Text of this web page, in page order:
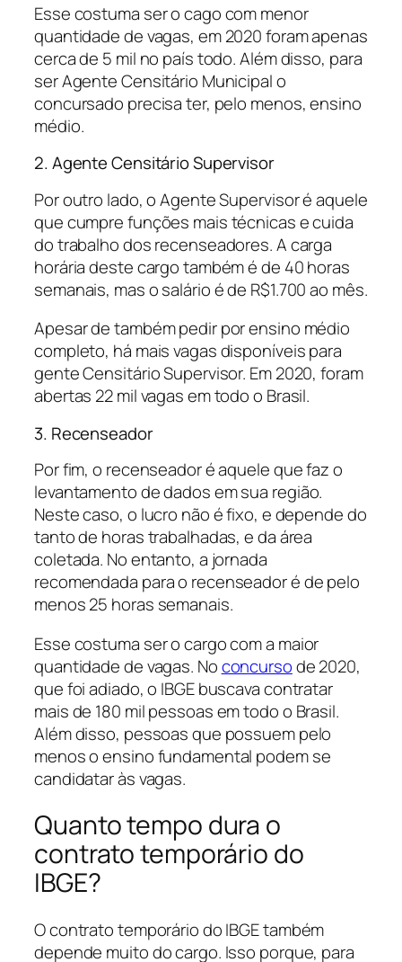
Esse costuma ser o cago com menor
quantidade de vagas, em 2020 foram apenas
cerca de 5 mil no país todo. Além disso, para
ser Agente Censitário Municipal o
concursado precisa ter, pelo menos, ensino
médio.
2. Agente Censitário Supervisor
Por outro lado, o Agente Supervisor é aquele
que cumpre funções mais técnicas e cuida
do trabalho dos recenseadores. A carga
horária deste cargo também é de 40 horas
semanais, mas o salário é de R$1.700 ao mês.
Apesar de também pedir por ensino médio
completo, há mais vagas disponíveis para
gente Censitário Supervisor. Em 2020, foram
abertas 22 mil vagas em todo o Brasil.
3. Recenseador
Por fim, o recenseador é aquele que faz o
levantamento de dados em sua região.
Neste caso, o lucro não é fixo, e depende do
tanto de horas trabalhadas, e da área
coletada. No entanto, a jornada
recomendada para o recenseador é de pelo
menos 25 horas semanais.
Esse costuma ser o cargo com a maior
quantidade de vagas. Noconcursode 2020,
que foi adiado, o IBGE buscava contratar
mais de 180 mil pessoas em todo o Brasil.
Além disso, pessoas que possuem pelo
menos o ensino fundamental podem se
candidatar às vagas.
Quanto tempo dura o
contrato temporário do
IBGE?
O contrato temporário do IBGE também
depende muito do cargo. Isso porque, para